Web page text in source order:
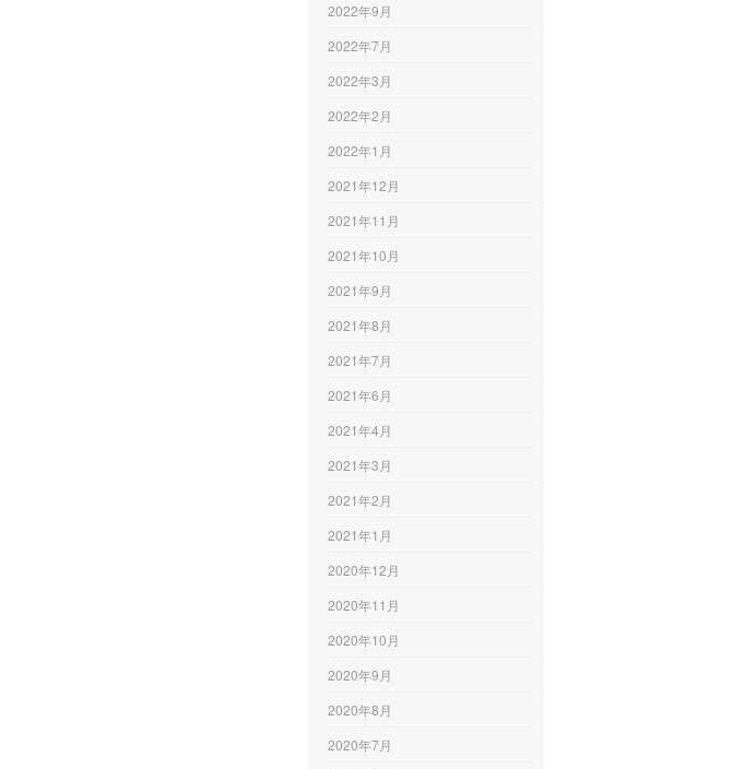
2022年9月
2022年7月
2022年3月
2022年2月
2022年1月
2021年12月
2021年11月
2021年10月
2021年9月
2021年8月
2021年7月
2021年6月
2021年4月
2021年3月
2021年2月
2021年1月
2020年12月
2020年11月
2020年10月
2020年9月
2020年8月
2020年7月